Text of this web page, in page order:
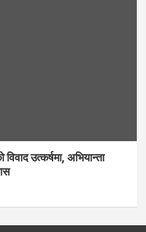
विवाद उत्कर्षमा, अभियान्ता